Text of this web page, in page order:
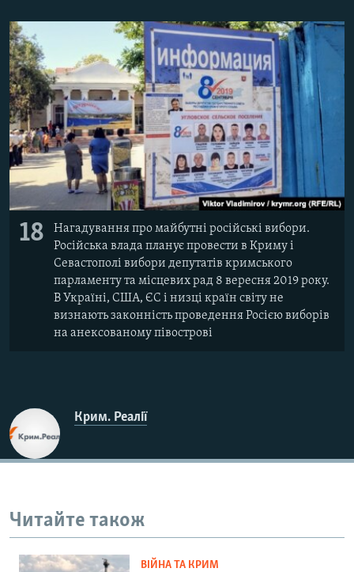
18
Нагадування про майбутні російські вибори.
Російська влада планує провести в Криму і
Севастополі вибори депутатів кримського
парламенту та місцевих рад 8 вересня 2019 року.
В Україні, США, ЄС і низці країн світу не
визнають законність проведення Росією виборів
на анексованому півострові
Крим. Реалії
Читайте також
ВІЙНА ТА КРИМ